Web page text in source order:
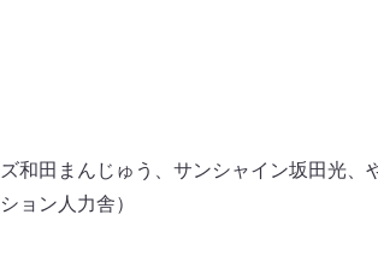
田まんじゅう、サンシャイン坂田光、
ョン人力舎）